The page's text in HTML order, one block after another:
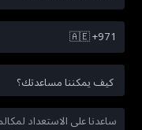
🇦🇪+971